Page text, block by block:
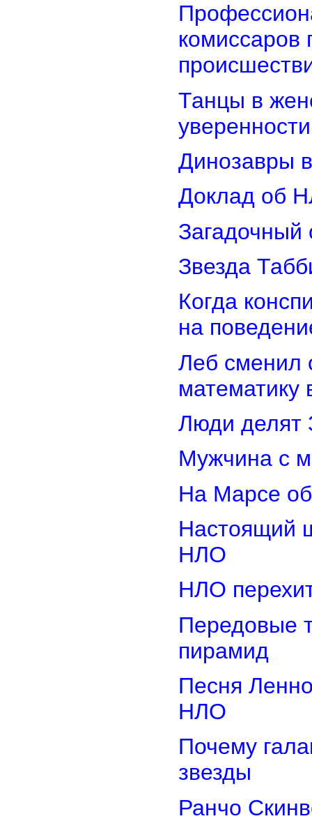
комиссаров
Танцы в
Динозавры
Доклад об
Загадочный
Звезда
Когда
на
Леб сменил
математику
Люди делят
Мужчина с
На Марсе
Настоящий
НЛО
НЛО
Передовые
пирамид
Песня
НЛО
Почему
звезды
Ранчо